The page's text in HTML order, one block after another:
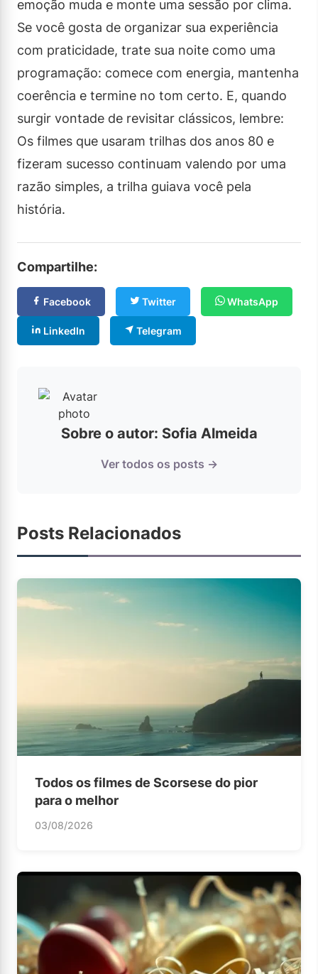
emoção muda e monte uma sessão por clima.
Se você gosta de organizar sua experiência
com praticidade, trate sua noite como uma
programação: comece com energia, mantenha
coerência e termine no tom certo. E, quando
surgir vontade de revisitar clássicos, lembre:
Os filmes que usaram trilhas dos anos 80 e
fizeram sucesso continuam valendo por uma
razão simples, a trilha guiava você pela
história.
Compartilhe:
Facebook Twitter WhatsApp
LinkedIn Telegram
Sobre o autor: Sofia Almeida
Ver todos os posts →
Posts Relacionados
Todos os filmes de Scorsese do pior
para o melhor
03/08/2026